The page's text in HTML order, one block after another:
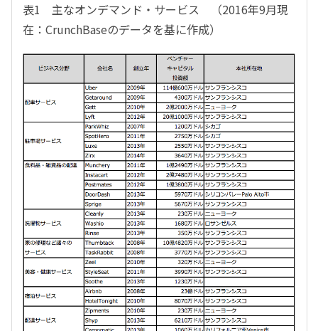
表1 主なオンデマンド・サービス （2016年9月現
在：CrunchBaseのデータを基に作成）